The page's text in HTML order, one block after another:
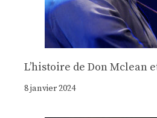
Lʼhistoire de Don Mclean
8 janvier 2024